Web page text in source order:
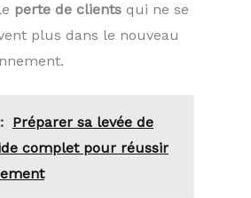
perte de clients qui ne se
plus dans le nouveau
Préparer sa levée de
complet pour réussir